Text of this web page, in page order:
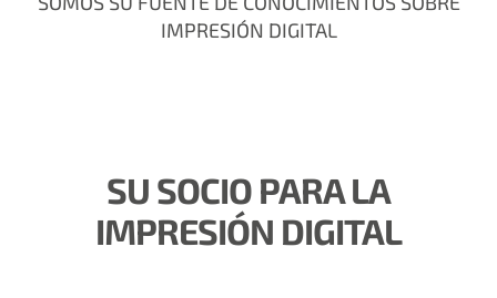
IMPRESIÓN DIGITAL
SU SOCIO PARA LA
IMPRESIÓN DIGITAL